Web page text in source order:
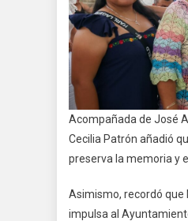
Acompañada de José
Cecilia Patrón añadió
preserva la memoria y
Asimismo, recordó que
impulsa al